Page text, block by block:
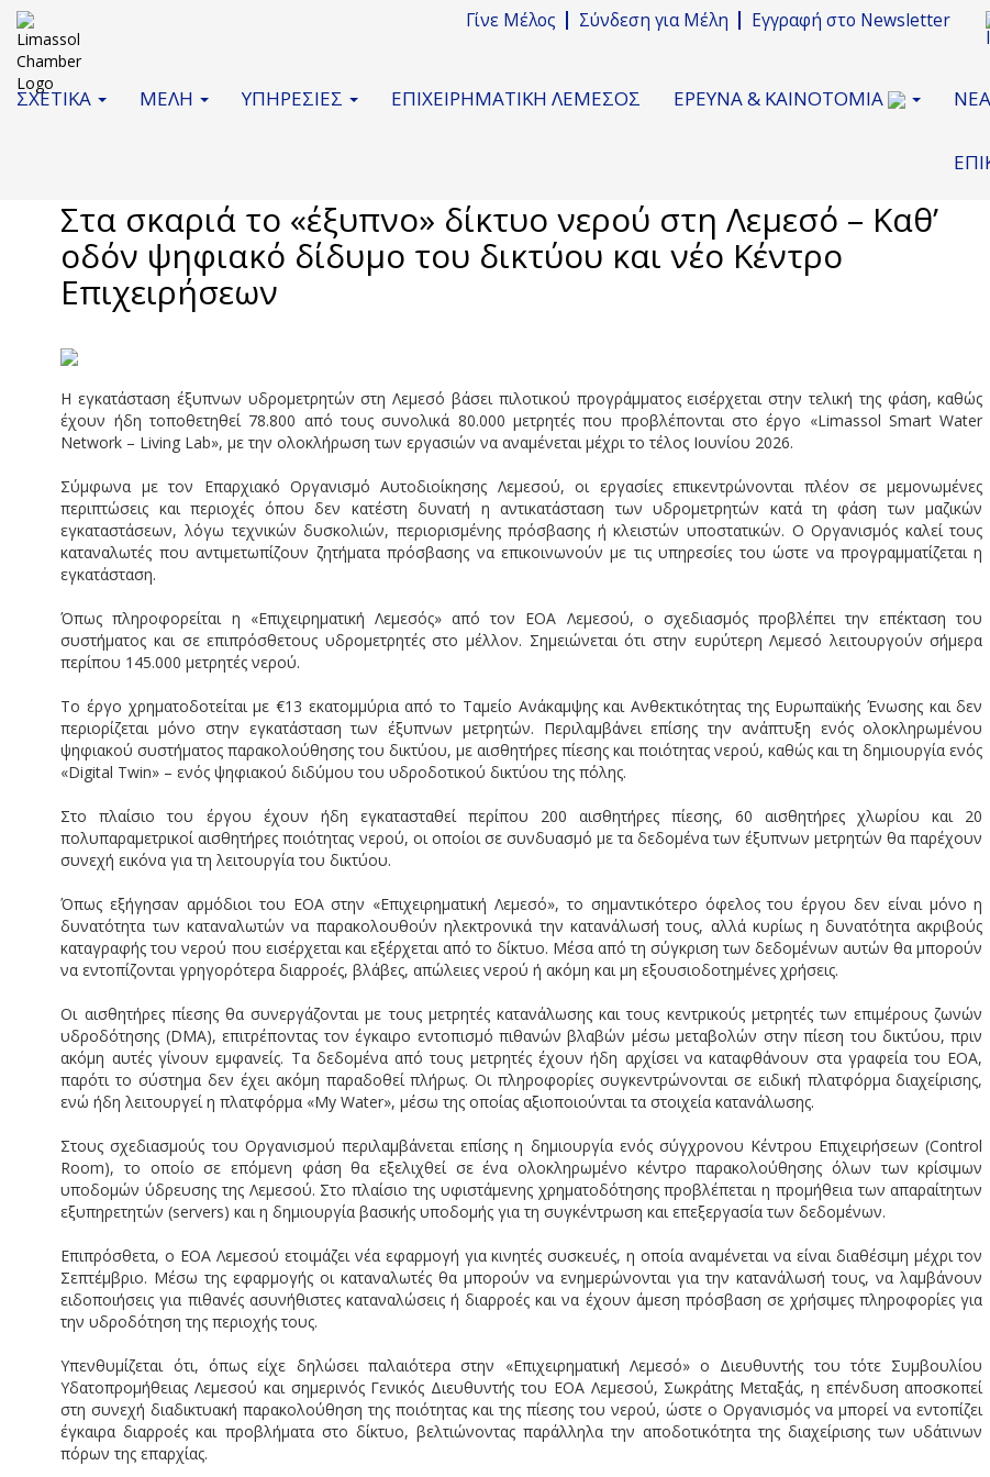
Γίνε Μέλος Σύνδεση για Μέλη Εγγραφή στο Newsletter
ΣΧΕΤΙΚΑ ΜΕΛΗ ΥΠΗΡΕΣΙΕΣ ΕΠΙΧΕΙΡΗΜΑΤΙΚΗ ΛΕΜΕΣΟΣ ΕΡΕΥΝΑ & ΚΑΙΝΟΤΟΜΙΑ
Στα σκαριά το «έξυπνο» δίκτυο νερού στη Λεμεσό – Καθ’
οδόν ψηφιακό δίδυμο του δικτύου και νέο Κέντρο
Επιχειρήσεων
Η εγκατάσταση έξυπνων υδρομετρητών στη Λεμεσό βάσει πιλοτικού προγράμματος εισέρχεται στην τελική της φάση, καθώς
έχουν ήδη τοποθετηθεί 78.800 από τους συνολικά 80.000 μετρητές που προβλέπονται στο έργο «Limassol Smart Water
Network – Living Lab», με την ολοκλήρωση των εργασιών να αναμένεται μέχρι το τέλος Ιουνίου 2026.
Σύμφωνα με τον Επαρχιακό Οργανισμό Αυτοδιοίκησης Λεμεσού, οι εργασίες επικεντρώνονται πλέον σε μεμονωμένες
περιπτώσεις και περιοχές όπου δεν κατέστη δυνατή η αντικατάσταση των υδρομετρητών κατά τη φάση των μαζικών
εγκαταστάσεων, λόγω τεχνικών δυσκολιών, περιορισμένης πρόσβασης ή κλειστών υποστατικών. Ο Οργανισμός καλεί τους
καταναλωτές που αντιμετωπίζουν ζητήματα πρόσβασης να επικοινωνούν με τις υπηρεσίες του ώστε να προγραμματίζεται η
εγκατάσταση.
Όπως πληροφορείται η «Επιχειρηματική Λεμεσός» από τον ΕΟΑ Λεμεσού, ο σχεδιασμός προβλέπει την επέκταση του
συστήματος και σε επιπρόσθετους υδρομετρητές στο μέλλον. Σημειώνεται ότι στην ευρύτερη Λεμεσό λειτουργούν σήμερα
περίπου 145.000 μετρητές νερού.
Το έργο χρηματοδοτείται με €13 εκατομμύρια από το Ταμείο Ανάκαμψης και Ανθεκτικότητας της Ευρωπαϊκής Ένωσης και δεν
περιορίζεται μόνο στην εγκατάσταση των έξυπνων μετρητών. Περιλαμβάνει επίσης την ανάπτυξη ενός ολοκληρωμένου
ψηφιακού συστήματος παρακολούθησης του δικτύου, με αισθητήρες πίεσης και ποιότητας νερού, καθώς και τη δημιουργία ενός
«Digital Twin» – ενός ψηφιακού διδύμου του υδροδοτικού δικτύου της πόλης.
Στο πλαίσιο του έργου έχουν ήδη εγκατασταθεί περίπου 200 αισθητήρες πίεσης, 60 αισθητήρες χλωρίου και 20
πολυπαραμετρικοί αισθητήρες ποιότητας νερού, οι οποίοι σε συνδυασμό με τα δεδομένα των έξυπνων μετρητών θα παρέχουν
συνεχή εικόνα για τη λειτουργία του δικτύου.
Όπως εξήγησαν αρμόδιοι του ΕΟΑ στην «Επιχειρηματική Λεμεσό», το σημαντικότερο όφελος του έργου δεν είναι μόνο η
δυνατότητα των καταναλωτών να παρακολουθούν ηλεκτρονικά την κατανάλωσή τους, αλλά κυρίως η δυνατότητα ακριβούς
καταγραφής του νερού που εισέρχεται και εξέρχεται από το δίκτυο. Μέσα από τη σύγκριση των δεδομένων αυτών θα μπορούν
να εντοπίζονται γρηγορότερα διαρροές, βλάβες, απώλειες νερού ή ακόμη και μη εξουσιοδοτημένες χρήσεις.
Οι αισθητήρες πίεσης θα συνεργάζονται με τους μετρητές κατανάλωσης και τους κεντρικούς μετρητές των επιμέρους ζωνών
υδροδότησης (DMA), επιτρέποντας τον έγκαιρο εντοπισμό πιθανών βλαβών μέσω μεταβολών στην πίεση του δικτύου, πριν
ακόμη αυτές γίνουν εμφανείς. Τα δεδομένα από τους μετρητές έχουν ήδη αρχίσει να καταφθάνουν στα γραφεία του ΕΟΑ,
παρότι το σύστημα δεν έχει ακόμη παραδοθεί πλήρως. Οι πληροφορίες συγκεντρώνονται σε ειδική πλατφόρμα διαχείρισης,
ενώ ήδη λειτουργεί η πλατφόρμα «My Water», μέσω της οποίας αξιοποιούνται τα στοιχεία κατανάλωσης.
Στους σχεδιασμούς του Οργανισμού περιλαμβάνεται επίσης η δημιουργία ενός σύγχρονου Κέντρου Επιχειρήσεων (Control
Room), το οποίο σε επόμενη φάση θα εξελιχθεί σε ένα ολοκληρωμένο κέντρο παρακολούθησης όλων των κρίσιμων
υποδομών ύδρευσης της Λεμεσού. Στο πλαίσιο της υφιστάμενης χρηματοδότησης προβλέπεται η προμήθεια των απαραίτητων
εξυπηρετητών (servers) και η δημιουργία βασικής υποδομής για τη συγκέντρωση και επεξεργασία των δεδομένων.
Επιπρόσθετα, ο ΕΟΑ Λεμεσού ετοιμάζει νέα εφαρμογή για κινητές συσκευές, η οποία αναμένεται να είναι διαθέσιμη μέχρι τον
Σεπτέμβριο. Μέσω της εφαρμογής οι καταναλωτές θα μπορούν να ενημερώνονται για την κατανάλωσή τους, να λαμβάνουν
ειδοποιήσεις για πιθανές ασυνήθιστες καταναλώσεις ή διαρροές και να έχουν άμεση πρόσβαση σε χρήσιμες πληροφορίες για
την υδροδότηση της περιοχής τους.
Υπενθυμίζεται ότι, όπως είχε δηλώσει παλαιότερα στην «Επιχειρηματική Λεμεσό» ο Διευθυντής του τότε Συμβουλίου
Υδατοπρομήθειας Λεμεσού και σημερινός Γενικός Διευθυντής του ΕΟΑ Λεμεσού, Σωκράτης Μεταξάς, η επένδυση αποσκοπεί
στη συνεχή διαδικτυακή παρακολούθηση της ποιότητας και της πίεσης του νερού, ώστε ο Οργανισμός να μπορεί να εντοπίζει
έγκαιρα διαρροές και προβλήματα στο δίκτυο, βελτιώνοντας παράλληλα την αποδοτικότητα της διαχείρισης των υδάτινων
πόρων της επαρχίας.